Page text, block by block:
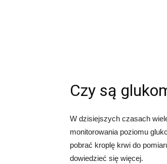
Czy są
W dzisiejszych czasach
monitorowania poziomu
pobrać kroplę krwi do
dowiedzieć się więcej.